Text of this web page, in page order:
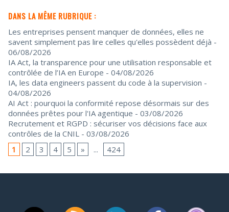
DANS LA MÊME RUBRIQUE :
Les entreprises pensent manquer de données, elles ne
savent simplement pas lire celles qu'elles possèdent déjà -
06/08/2026
IA Act, la transparence pour une utilisation responsable et
contrôlée de l’IA en Europe - 04/08/2026
IA, les data engineers passent du code à la supervision -
04/08/2026
AI Act : pourquoi la conformité repose désormais sur des
données prêtes pour l'IA agentique - 03/08/2026
Recrutement et RGPD : sécuriser vos décisions face aux
contrôles de la CNIL - 03/08/2026
1
2 3 4 5 » ... 424